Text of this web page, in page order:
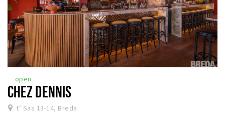
open
CHEZ DENNIS
t’ Sas 13-14, Breda